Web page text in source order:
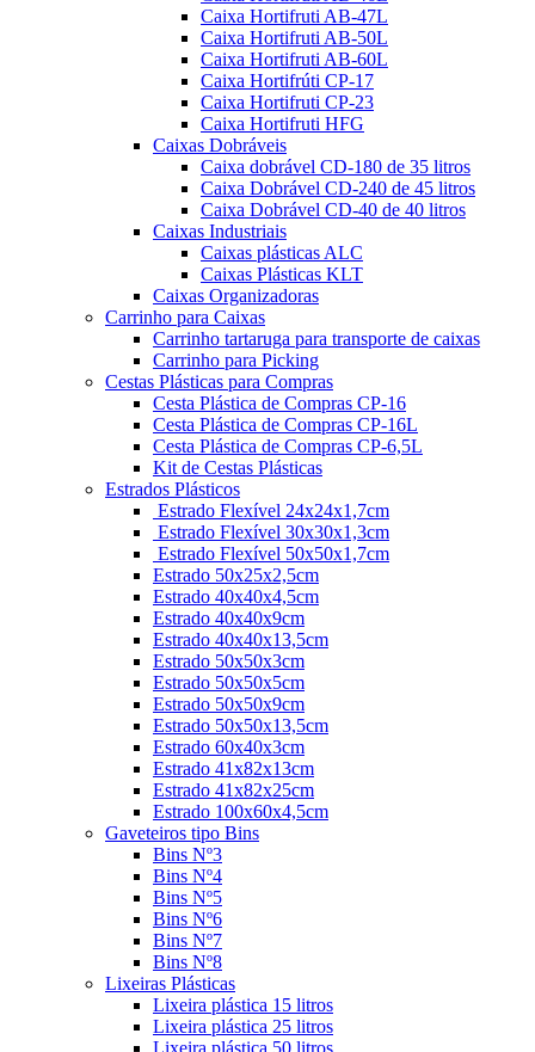
Caixa Hortifruti AB-47L
Caixa Hortifruti AB-50L
Caixa Hortifruti AB-60L
Caixa Hortifrúti CP-17
Caixa Hortifruti CP-23
Caixa Hortifruti HFG
Caixas Dobráveis
Caixa dobrável CD-180 de 35 litros
Caixa Dobrável CD-240 de 45 litros
Caixa Dobrável CD-40 de 40 litros
Caixas Industriais
Caixas plásticas ALC
Caixas Plásticas KLT
Caixas Organizadoras
Carrinho para Caixas
Carrinho tartaruga para transporte de caixas
Carrinho para Picking
Cestas Plásticas para Compras
Cesta Plástica de Compras CP-16
Cesta Plástica de Compras CP-16L
Cesta Plástica de Compras CP-6,5L
Kit de Cestas Plásticas
Estrados Plásticos
Estrado Flexível 24x24x1,7cm
Estrado Flexível 30x30x1,3cm
Estrado Flexível 50x50x1,7cm
Estrado 50x25x2,5cm
Estrado 40x40x4,5cm
Estrado 40x40x9cm
Estrado 40x40x13,5cm
Estrado 50x50x3cm
Estrado 50x50x5cm
Estrado 50x50x9cm
Estrado 50x50x13,5cm
Estrado 60x40x3cm
Estrado 41x82x13cm
Estrado 41x82x25cm
Estrado 100x60x4,5cm
Gaveteiros tipo Bins
Bins Nº3
Bins Nº4
Bins Nº5
Bins Nº6
Bins Nº7
Bins Nº8
Lixeiras Plásticas
Lixeira plástica 15 litros
Lixeira plástica 25 litros
Lixeira plástica 50 litros